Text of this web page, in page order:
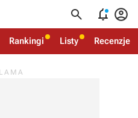
  
Rankingi Listy Recenzje